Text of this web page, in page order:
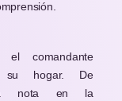
el comandante
hogar. De
nota en la